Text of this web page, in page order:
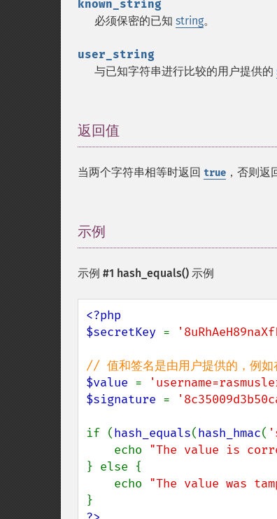
known_string
必须保密的已知 string。
user_string
与已知字符串进行比较的用户提供的
返回值
当两个字符串相等时返回 true ，否则返
示例
示例 #1 hash_equals() 示例
<?php
$secretKey =
$value =
$signature =
if (hash_equals(hash_hmac(
    echo
"The value is
} else {
    echo
"The value was